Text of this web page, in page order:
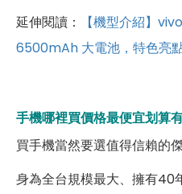
延伸閱讀：
【機型介紹】
6500mAh 大電池，特色亮
手機哪裡買價格最便宜划算
買手機當然要選值得信賴的傑
身為全台規模最大、擁有40